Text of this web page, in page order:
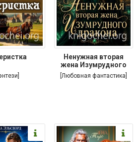
Ненужная вторая
жена Изумрудного
дракона
[Любовная фантастика]